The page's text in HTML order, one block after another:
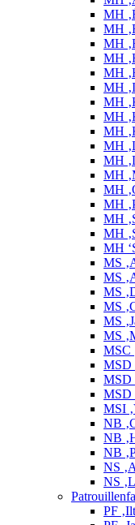
MH
MH
MH
MH
MH
MH
MH
MH
MH
MH
MH
MH
MH
MH
MH
MH
MH
MS
MS
MS
MS
MS
MS
MSC
MSD
MSD
MSD
MSI
NB
NB
NB
NS
NS
PF